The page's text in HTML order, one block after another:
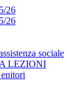
26
26
sociale
LEZIONI